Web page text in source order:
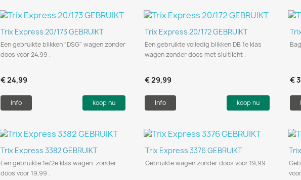
Snel bekijken
Trix Express 20/173 GEBRUIKT
Een gebruikte blikken "DSG" wagen zonder
doos voor 24,99 .
€ 24,99
Info koop nu
Snel bekijken
Trix Express 20/172 GEBRUIKT
Een gebruikte volledig blikken DB 1e klas
wagen zonder doos met sluitlicht .
€ 29,99
Info koop nu
€
Snel bekijken
Trix Express 3382 GEBRUIKT
Een gebruikte 1e/2e klas wagen zonder
doos voor 19,99 .
Snel bekijken
Trix Express 3376 GEBRUIKT
Gebruikte wagen zonder doos voor 19,99 .